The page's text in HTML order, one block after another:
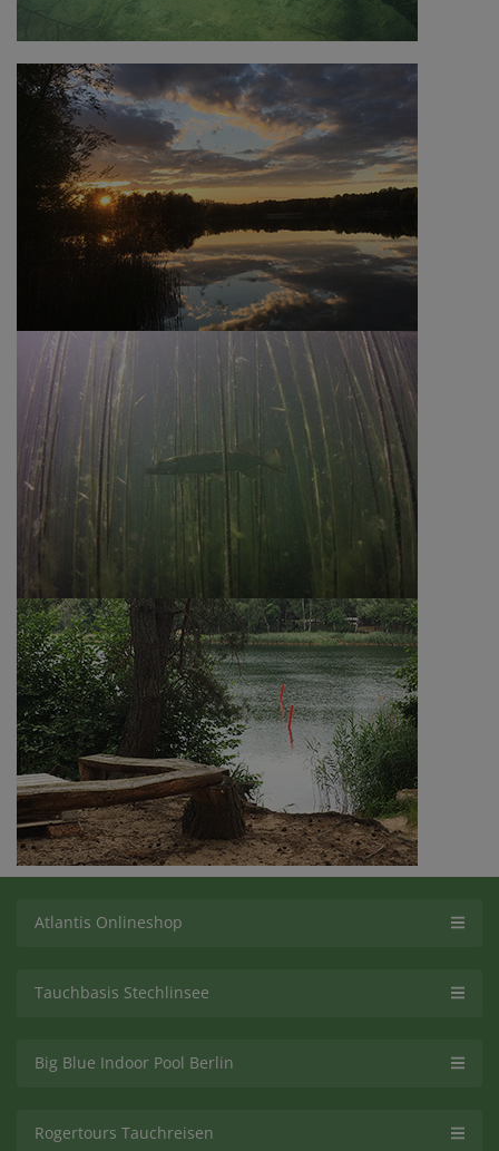
Atlantis Onlineshop
Tauchbasis Stechlinsee
Big Blue Indoor Pool Berlin
Rogertours Tauchreisen